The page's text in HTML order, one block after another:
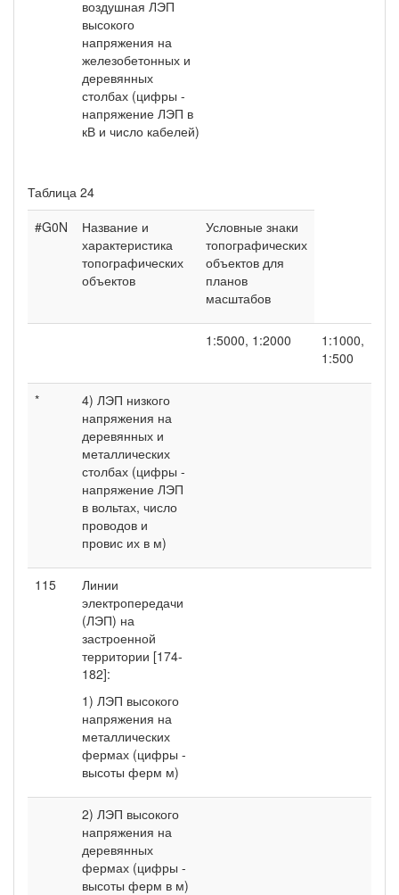
воздушная ЛЭП
высокого
напряжения на
железобетонных и
деревянных
столбах (цифры -
напряжение ЛЭП в
кВ и число кабелей)
Таблица 24
#G0N
Название и
характеристика
топографических
объектов
Условные знаки
топографических
объектов для
планов
масштабов
1:5000, 1:2000
1:1000,
1:500
*
4) ЛЭП низкого
напряжения на
деревянных и
металлических
столбах (цифры -
напряжение ЛЭП
в вольтах, число
проводов и
провис их в м)
115
Линии
электропередачи
(ЛЭП) на
застроенной
территории [174-
182]:
1) ЛЭП высокого
напряжения на
металлических
фермах (цифры -
высоты ферм м)
2) ЛЭП высокого
напряжения на
деревянных
фермах (цифры -
высоты ферм в м)